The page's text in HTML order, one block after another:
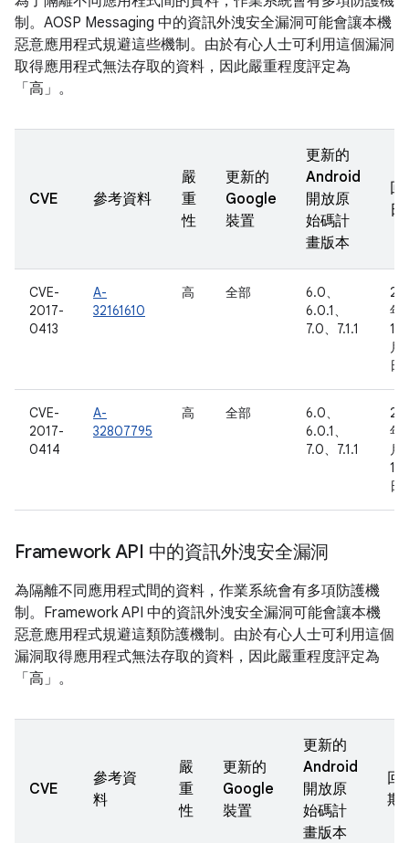
制。AOSP Messaging 中的資訊外洩安全漏洞可能會讓本機
惡意應用程式規避這些機制。由於有心人士可利用這個漏洞
取得應用程式無法存取的資料，因此嚴重程度評定為
「高」。
CVE 參考資料
嚴
重
性
更新的
Google
裝置
更新的
Android
開放原
始碼計
畫版本
回
日
CVE-
2017-
0413
A-
32161610
高 全部
6.0、
6.0.1、
7.0、7.1.1
年
10
月
日
CVE-
2017-
0414
A-
32807795
高 全部
6.0、
6.0.1、
7.0、7.1.1
年
月
10
日
Framework API 中的資訊外洩安全漏洞
為隔離不同應用程式間的資料，作業系統會有多項防護機
制。Framework API 中的資訊外洩安全漏洞可能會讓本機
惡意應用程式規避這類防護機制。由於有心人士可利用這個
漏洞取得應用程式無法存取的資料，因此嚴重程度評定為
「高」。
CVE
參考資
料
嚴
重
性
更新的
Google
裝置
更新的
Android
開放原
始碼計
畫版本
回
期